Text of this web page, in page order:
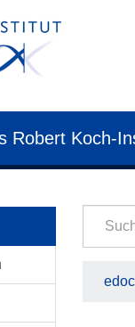
Robert Koch-